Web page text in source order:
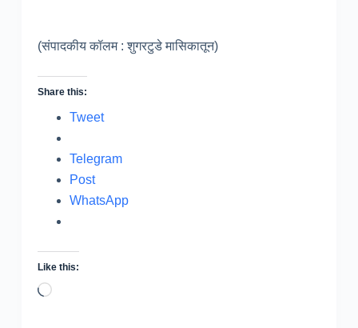
(संपादकीय कॉलम : शुगरटुडे मासिकातून)
Share this:
Tweet
Telegram
Post
WhatsApp
Like this:
Loading…